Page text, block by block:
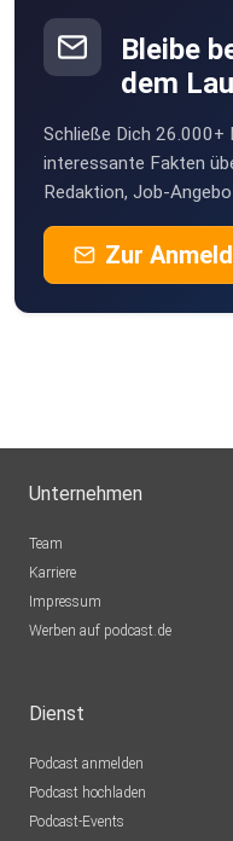
Hamburg
Wacka
Weissach
Bleibe
dem
Schließe Dich 26.000+
interessante Fakten
Redaktion, Job-
Zur
Unternehmen
Team
Karriere
Impressum
Werben auf podcast.de
Dienst
Podcast anmelden
Podcast hochladen
Podcast-Events